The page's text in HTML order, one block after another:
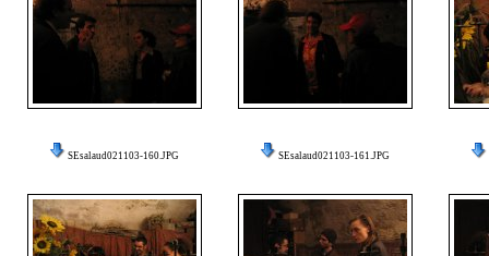
SEsalaud021103-160.JPG SEsalaud021103-161.JPG